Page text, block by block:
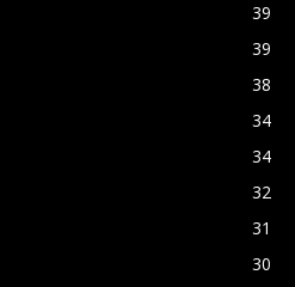
39
39
38
34
34
32
31
30